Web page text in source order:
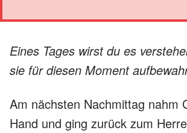
Eines Tages wirst du es
sie für diesen Moment
Am nächsten Nachmittag nahm
Hand und ging zurück zum